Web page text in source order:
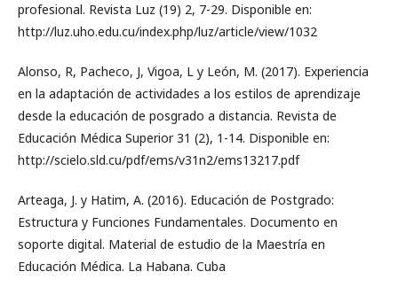
profesional. Revista Luz (19) 2, 7-29. Disponible en:
http://luz.uho.edu.cu/index.php/luz/article/view/1032
Alonso, R, Pacheco, J, Vigoa, L y León, M. (2017). Experiencia
en la adaptación de actividades a los estilos de aprendizaje
desde la educación de posgrado a distancia. Revista de
Educación Médica Superior 31 (2), 1-14. Disponible en:
http://scielo.sld.cu/pdf/ems/v31n2/ems13217.pdf
Arteaga, J. y Hatim, A. (2016). Educación de Postgrado:
Estructura y Funciones Fundamentales. Documento en
soporte digital. Material de estudio de la Maestría en
Educación Médica. La Habana. Cuba